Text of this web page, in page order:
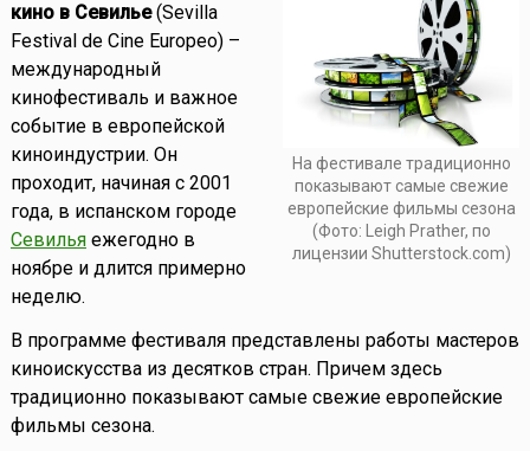
На фестивале традиционно
показывают самые свежие
европейские фильмы сезона
(Фото: Leigh Prather, по
лицензии Shutterstock.com)
кино в Севилье(Sevilla
Festival de Cine Europeo) –
международный
кинофестиваль и важное
событие в европейской
киноиндустрии. Он
проходит, начиная с 2001
года, в испанском городе
Севильяежегодно в
ноябре и длится примерно
неделю.
В программе фестиваля представлены работы мастеров
киноискусства из десятков стран. Причем здесь
традиционно показывают самые свежие европейские
фильмы сезона.